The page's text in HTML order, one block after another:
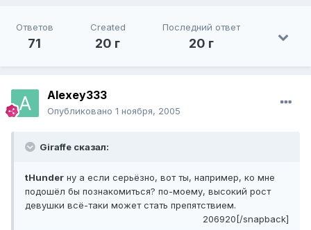
Ответов
71
Created
20 г
Последний ответ
20 г
Alexey333
Опубликовано 1 ноября, 2005
Giraffe сказал:
tHunder ну а если серьёзно, вот ты, например, ко мне
подошёл бы познакомиться? по-моему, высокий рост
девушки всё-таки может стать препятствием.
206920[/snapback]